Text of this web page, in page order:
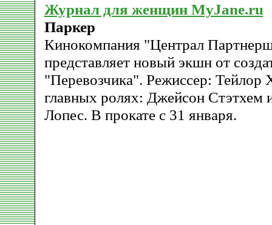
Журнал для женщин MyJane.ru
Паркер
Кинокомпания "Централ
представляет новый экшн от
"Перевозчика". Режиссер:
главных ролях: Джейсон Стэтхем
Лопес. В прокате с 31 января.